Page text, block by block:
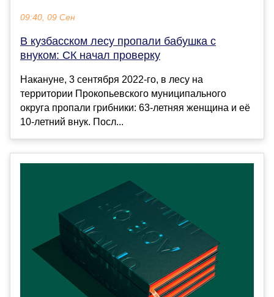
09:40, 09 Сен
В кузбасском лесу пропали бабушка с
внуком: СК начал проверку
Накануне, 3 сентября 2022-го, в лесу на
территории Прокопьевского муниципального
округа пропали грибники: 63-летняя женщина и её
10-летний внук. Посл...